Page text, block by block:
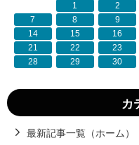
1
2
7
8 9
14
15 16
21
22 23
28
29 30
カ
最新記事一覧（ホーム）